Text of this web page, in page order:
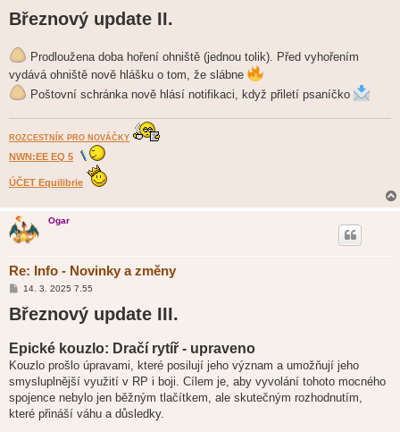
í
s
ě
v
k
Březnový update II.
Prodloužena doba hoření ohniště (jednou tolik). Před vyhořením
vydává ohniště nově hlášku o tom, že slábne
Poštovní schránka nově hlásí notifikaci, když přiletí psaníčko
ROZCESTNÍK PRO NOVÁČKY
NWN:EE EQ 5
ÚČET Equilibrie
Ogar
Re: Info - Novinky a změny
P
í
s
v
e
14. 3. 2025 7.55
Březnový update III.
Epické kouzlo: Dračí rytíř - upraveno
Kouzlo prošlo úpravami, které posilují jeho význam a umožňují jeho
smysluplnější využití v RP i boji. Cílem je, aby vyvolání tohoto mocného
spojence nebylo jen běžným tlačítkem, ale skutečným rozhodnutím,
které přináší váhu a důsledky.